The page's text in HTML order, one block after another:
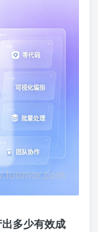
多少有效成